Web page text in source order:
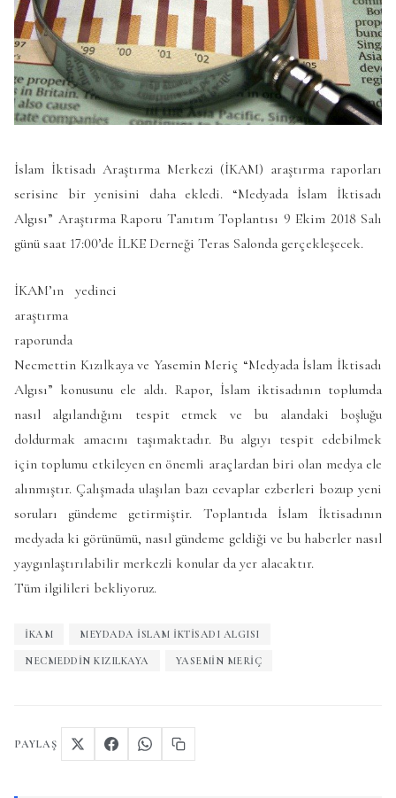
İslam İktisadı Araştırma Merkezi (İKAM) araştırma raporları
serisine bir yenisini daha ekledi. “Medyada İslam İktisadı
Algısı” Araştırma Raporu Tanıtım Toplantısı 9 Ekim 2018 Salı
günü saat 17:00’de İLKE Derneği Teras Salonda gerçekleşecek.
İKAM’ın yedinci
araştırma
raporunda
Necmettin Kızılkaya ve Yasemin Meriç “Medyada İslam İktisadı
Algısı” konusunu ele aldı. Rapor, İslam iktisadının toplumda
nasıl algılandığını tespit etmek ve bu alandaki boşluğu
doldurmak amacını taşımaktadır. Bu algıyı tespit edebilmek
için toplumu etkileyen en önemli araçlardan biri olan medya ele
alınmıştır. Çalışmada ulaşılan bazı cevaplar ezberleri bozup yeni
soruları gündeme getirmiştir. Toplantıda İslam İktisadının
medyada ki görünümü, nasıl gündeme geldiği ve bu haberler nasıl
yaygınlaştırılabilir merkezli konular da yer alacaktır.
Tüm ilgilileri bekliyoruz.
IKAM MEYDADA İSLAM İKTISADI ALGISI
NECMEDDIN KIZILKAYA YASEMIN MERIÇ
PAYLAŞ